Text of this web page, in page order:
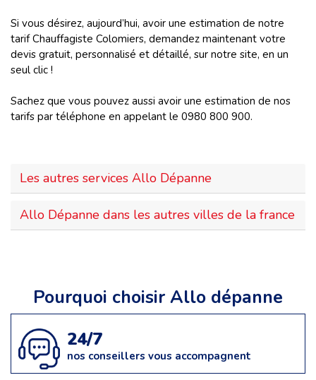
Si vous désirez, aujourd’hui, avoir une estimation de notre
tarif Chauffagiste Colomiers, demandez maintenant votre
devis gratuit, personnalisé et détaillé, sur notre site, en un
seul clic !
Sachez que vous pouvez aussi avoir une estimation de nos
tarifs par téléphone en appelant le 0980 800 900.
Les autres services Allo Dépanne
Allo Dépanne dans les autres villes de la france
Pourquoi choisir Allo dépanne
24/7
nos conseillers vous accompagnent